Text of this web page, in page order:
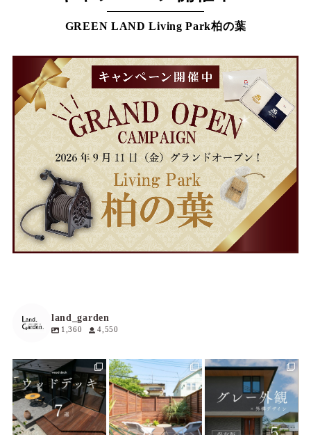
GREEN LAND Living Park柏の葉
land_garden
1,360 4,550
land_garden
19 0
land_garden
19 0
land_garden
20 0